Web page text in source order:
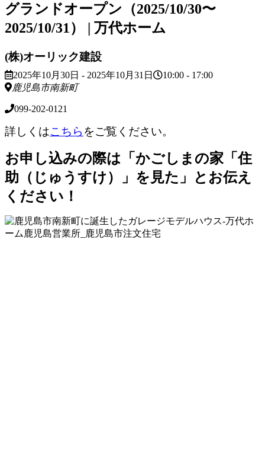
グランドオープン（2025/10/30〜
2025/10/31） | 万代ホーム
(株)オーリック建設
2025年10月30日 - 2025年10月31日
10:00 - 17:00
鹿児島市南新町
099-202-0121
詳しくはこちら をご覧ください。
お申し込みの際は「かごしまの家「住
助（じゅうすけ）」を見た」とお伝え
ください！